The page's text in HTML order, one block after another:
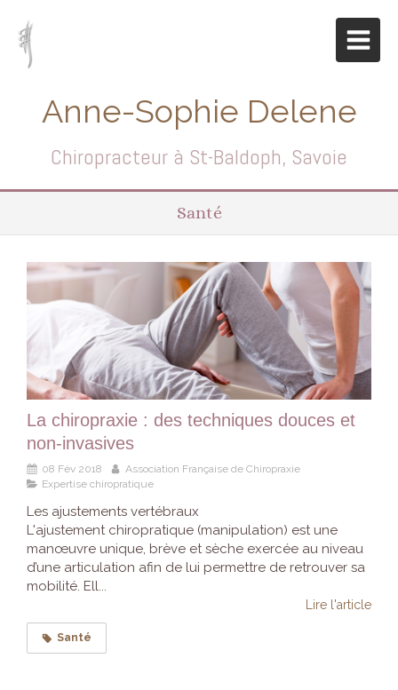
Anne-Sophie Delene
Chiropracteur à St-Baldoph, Savoie
Santé
La chiropraxie : des techniques douces et
non-invasives
08 Fév 2018
Association Française de Chiropraxie
Expertise chiropratique
Les ajustements vertébraux
L'ajustement chiropratique (manipulation) est une
manœuvre unique, brève et sèche exercée au niveau
d’une articulation afin de lui permettre de retrouver sa
mobilité. Ell...
Lire l'article
Santé